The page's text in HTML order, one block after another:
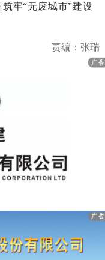
牢“无废城市”建设
责编：张瑞